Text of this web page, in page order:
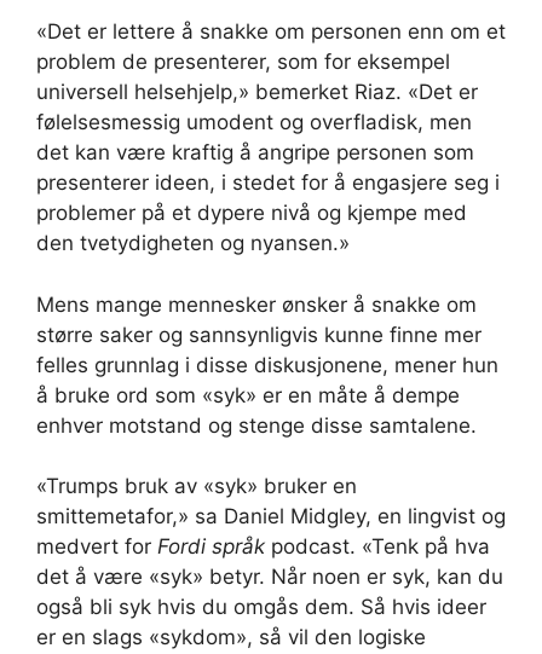
«Det er lettere å snakke om personen enn om et
problem de presenterer, som for eksempel
universell helsehjelp,» bemerket Riaz. «Det er
følelsesmessig umodent og overfladisk, men
det kan være kraftig å angripe personen som
presenterer ideen, i stedet for å engasjere seg i
problemer på et dypere nivå og kjempe med
den tvetydigheten og nyansen.»
Mens mange mennesker ønsker å snakke om
større saker og sannsynligvis kunne finne mer
felles grunnlag i disse diskusjonene, mener hun
å bruke ord som «syk» er en måte å dempe
enhver motstand og stenge disse samtalene.
«Trumps bruk av «syk» bruker en
smittemetafor,» sa Daniel Midgley, en lingvist og
medvert for Fordi språk podcast. «Tenk på hva
det å være «syk» betyr. Når noen er syk, kan du
også bli syk hvis du omgås dem. Så hvis ideer
er en slags «sykdom», så vil den logiske